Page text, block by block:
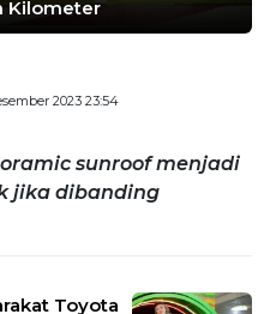
Kilometer
2023 23:54
sunroof menjadi
jika dibanding
Toyota